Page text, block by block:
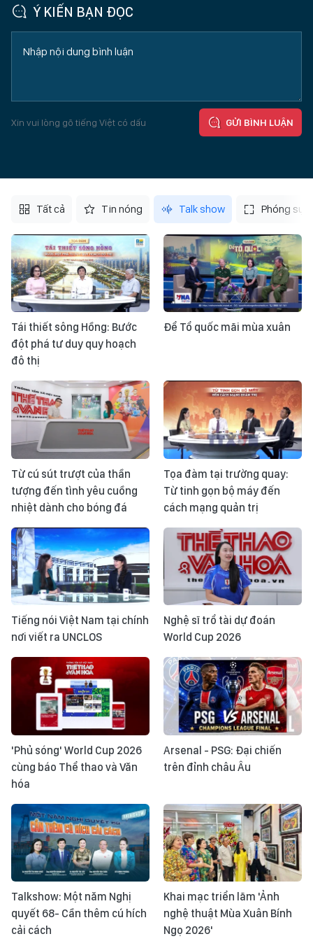
Ý KIẾN BẠN ĐỌC
Xin vui lòng gõ tiếng Việt có dấu GỬI BÌNH LUẬN
Tất cả Tin nóng Talk show Phóng sự
Tái thiết sông Hồng: Bước
đột phá tư duy quy hoạch
đô thị
Để Tổ quốc mãi mùa xuân
Từ cú sút trượt của thần
tượng đến tình yêu cuồng
nhiệt dành cho bóng đá
Tọa đàm tại trường quay:
Từ tinh gọn bộ máy đến
cách mạng quản trị
Tiếng nói Việt Nam tại chính
nơi viết ra UNCLOS
Nghệ sĩ trổ tài dự đoán
World Cup 2026
'Phủ sóng' World Cup 2026
cùng báo Thể thao và Văn
hóa
Arsenal - PSG: Đại chiến
trên đỉnh châu Âu
Talkshow: Một năm Nghị
quyết 68- Cần thêm cú hích
cải cách
Khai mạc triển lãm 'Ảnh
nghệ thuật Mùa Xuân Bính
Ngọ 2026'